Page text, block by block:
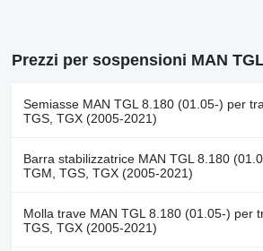
Prezzi per sospensioni MAN
Semiasse MAN TGL 8.180 (01.05-) per
TGS, TGX (2005-2021)
Barra stabilizzatrice MAN TGL 8.180
TGM, TGS, TGX (2005-2021)
Molla trave MAN TGL 8.180 (01.05-) per
TGS, TGX (2005-2021)